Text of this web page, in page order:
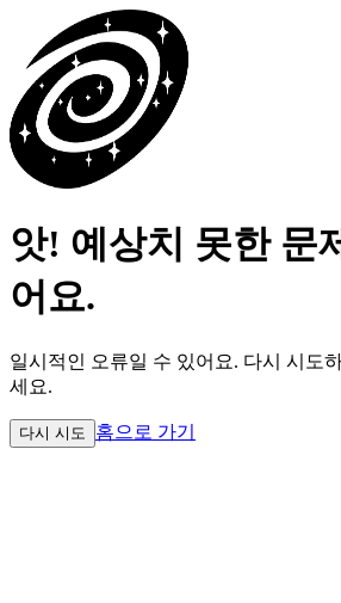
앗! 예상치 못한 문
어요.
일시적인 오류일 수 있어요. 다시 시도
세요.
다시 시도 홈으로 가기